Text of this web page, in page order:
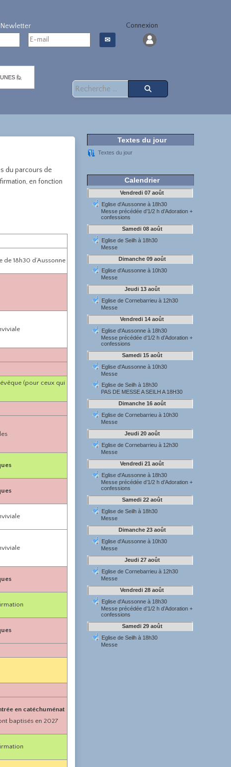
✉
Connexion
🙋
Rechercher
du parcours de
en fonction
18h30 d’Aussonne
(pour ceux qui
en catéchuménat
baptisés en 2027
Textes du jour
Textes du jour